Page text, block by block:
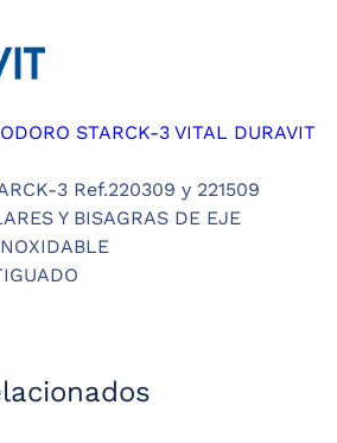
STARCK-3 VITAL DURAVIT
3 Ref.220309 y 221509
Y BISAGRAS DE EJE